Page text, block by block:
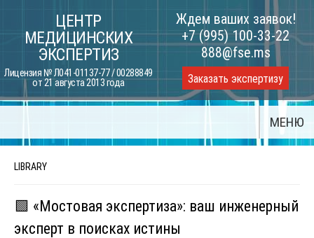
content
ЦЕНТР
МЕДИЦИНСКИХ
ЭКСПЕРТИЗ
Лицензия № Л041-01137-77 / 00288849
от 21 августа 2013 года
Ждем ваших заявок!
+7 (995) 100-33-22
888@fse.ms
Заказать экспертизу
МЕНЮ
LIBRARY
🟩 «Мостовая экспертиза»: ваш инженерный
эксперт в поисках истины